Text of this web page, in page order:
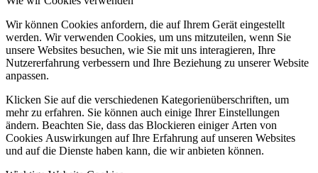
Wir können Cookies anfordern, die auf Ihrem Gerät eingestellt
werden. Wir verwenden Cookies, um uns mitzuteilen, wenn Sie
unsere Websites besuchen, wie Sie mit uns interagieren, Ihre
Nutzererfahrung verbessern und Ihre Beziehung zu unserer Website
anpassen.
Klicken Sie auf die verschiedenen Kategorienüberschriften, um
mehr zu erfahren. Sie können auch einige Ihrer Einstellungen
ändern. Beachten Sie, dass das Blockieren einiger Arten von
Cookies Auswirkungen auf Ihre Erfahrung auf unseren Websites
und auf die Dienste haben kann, die wir anbieten können.